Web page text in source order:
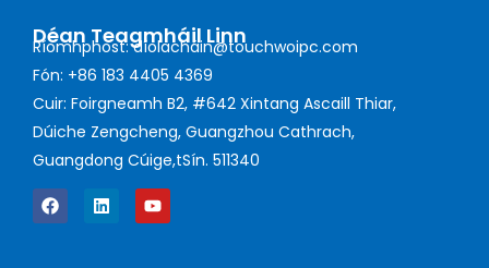
Déan Teagmháil Linn
Ríomhphost: díolacháin@touchwoipc.com
Fón: +86 183 4405 4369
Cuir: Foirgneamh B2, #642 Xintang Ascaill Thiar,
Dúiche Zengcheng, Guangzhou Cathrach,
Guangdong Cúige,tSín. 511340